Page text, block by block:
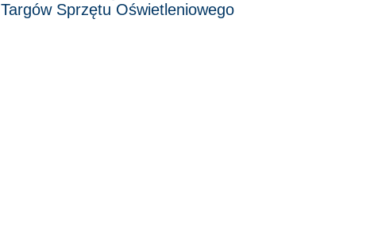
Targów Sprzętu Oświetleniowego